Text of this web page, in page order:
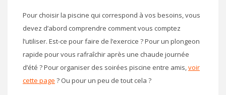
Pour choisir la piscine qui correspond à vos besoins, vous
devez d’abord comprendre comment vous comptez
l’utiliser. Est-ce pour faire de l’exercice ? Pour un plongeon
rapide pour vous rafraîchir après une chaude journée
d’été ? Pour organiser des soirées piscine entre amis,voir
cette page ? Ou pour un peu de tout cela ?